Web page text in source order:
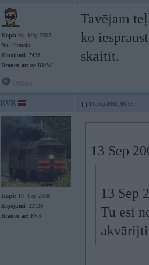
Kopš: 08. May 2003
No: Jūrmala
Ziņojumi: 7428
Braucu ar: ne BMW
Tavējam
ko
skaitīt.
RVR 14. Sep 2009, 00:05
Kopš: 18. Sep 2008
Ziņojumi: 23126
Braucu ar: RVR
13 Sep
13 Sep
Tu esi